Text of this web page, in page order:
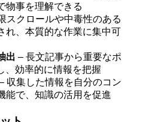
物事を理解できる
スクロールや中毒性のある
れ、本質的な作業に集中可
出 – 長文記事から重要なポ
、効率的に情報を把握
収集した情報を自分のコン
能で、知識の活用を促進